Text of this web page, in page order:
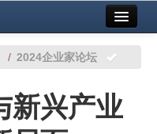
/ 2024企业家论坛
新兴产业